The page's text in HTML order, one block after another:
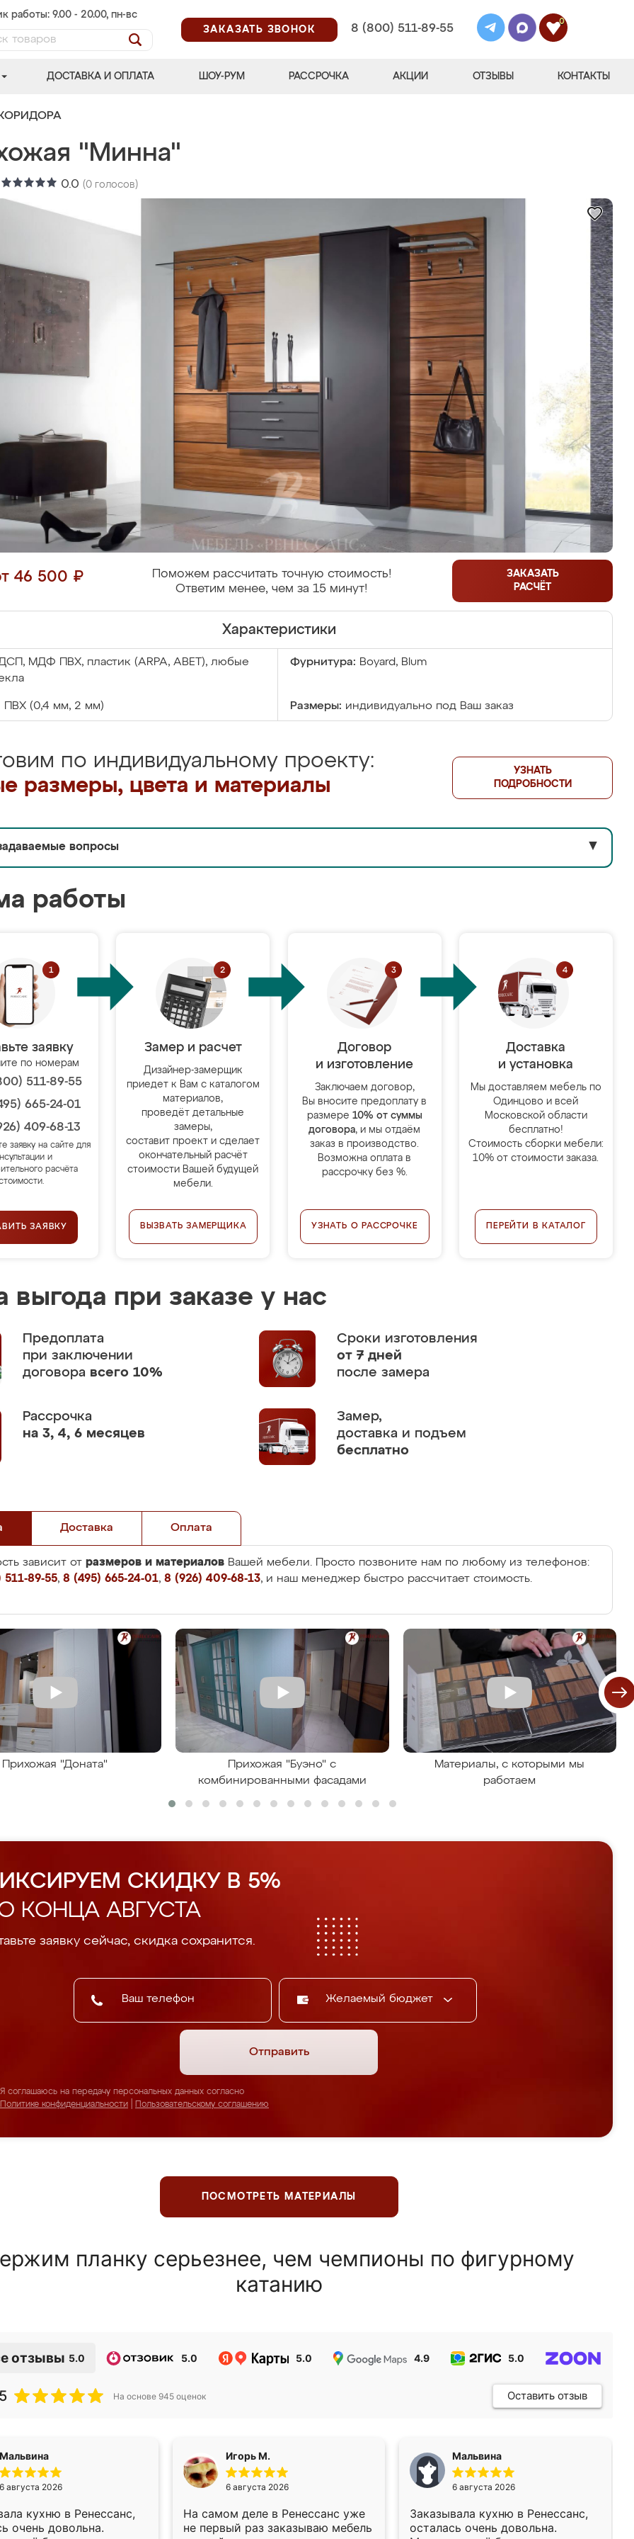
работы: 9.00 - 20.00, пн-вс
ЗАКАЗАТЬ ЗВОНОК
8 (800) 511-89-55
0
ДОСТАВКА И ОПЛАТА ШОУ-РУМ РАССРОЧКА АКЦИИ ОТЗЫВЫ КОНТАКТЫ
"Минна"
0.0 (0 голосов)
46 500 ₽
Поможем рассчитать точную стоимость!
Ответим менее, чем за 15 минут!
ЗАКАЗАТЬ
РАСЧЁТ
Характеристики
МДФ ПВХ, пластик (ARPA, ABET), любые
Фурнитура: Boyard, Blum
ПВХ (0,4 мм, 2 мм) Размеры: индивидуально под Ваш заказ
по индивидуальному проекту:
размеры, цвета и материалы
УЗНАТЬ
ПОДРОБНОСТИ
вопросы ▼
работы
заявку
по номерам
511-89-55
665-24-01
409-68-13
заявку на сайте для
и
расчёта
ЗАЯВКУ
Замер и расчет
Дизайнер-замерщик
приедет к Вам с каталогом
материалов,
проведёт детальные
замеры,
составит проект и сделает
окончательный расчёт
стоимости Вашей будущей
мебели.
ВЫЗВАТЬ ЗАМЕРЩИКА
Договор
и изготовление
Заключаем договор,
Вы вносите предоплату в
размере 10% от суммы
договора, и мы отдаём
заказ в производство.
Возможна оплата в
рассрочку без %.
УЗНАТЬ О РАССРОЧКЕ
Доставка
и установка
Мы доставляем мебель по
Одинцово и всей
Московской области
бесплатно!
Стоимость сборки мебели:
10% от стоимости заказа.
ПЕРЕЙТИ В КАТАЛОГ
выгода при заказе у нас
Предоплата
при заключении
договора всего 10%
Сроки изготовления
от 7 дней
после замера
Рассрочка
на 3, 4, 6 месяцев
Замер,
доставка и подъем
бесплатно
Доставка Оплата
зависит от размеров и материалов Вашей мебели. Просто позвоните нам по любому из телефонов:
89-55, 8 (495) 665-24-01, 8 (926) 409-68-13, и наш менеджер быстро рассчитает стоимость.
Прихожая "Доната"
Прихожая "Буэно" с
комбинированными фасадами
Материалы, с которыми мы
работаем
СКИДКУ В 5%
КОНЦА АВГУСТА
заявку сейчас, скидка сохранится.
Желаемый бюджет
Отправить
Я соглашаюсь на передачу персональных данных согласно
Политике конфиденциальности
Пользовательскому соглашению
ПОСМОТРЕТЬ МАТЕРИАЛЫ
планку серьезнее, чем чемпионы по фигурному
катанию
отзывы 5.0 5.0 5.0 4.9 5.0
На основе 945 оценок Оставить отзыв
Мальвина
6 августа 2026
кухню в Ренессанс,
очень довольна.
Игорь М.
6 августа 2026
На самом деле в Ренессанс уже
не первый раз заказываю мебель
Мальвина
6 августа 2026
Заказывала кухню в Ренессанс,
осталась очень довольна.